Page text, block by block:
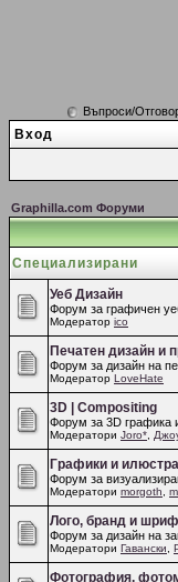
Въпроси/
Вход
Graphilla.com Форуми
Специализирани
Уеб Дизайн
Форум за графичен
Модератор ico
Печатен дизайн и
Форум за дизайн на
Модератор LoveHate
3D | Compositing
Форум за 3D графика
Модератори Joro*
Графики и
Форум за
Модератори morgoth
Лого, бранд и
Форум за дизайн на
Модератори Гавански
Фотография,